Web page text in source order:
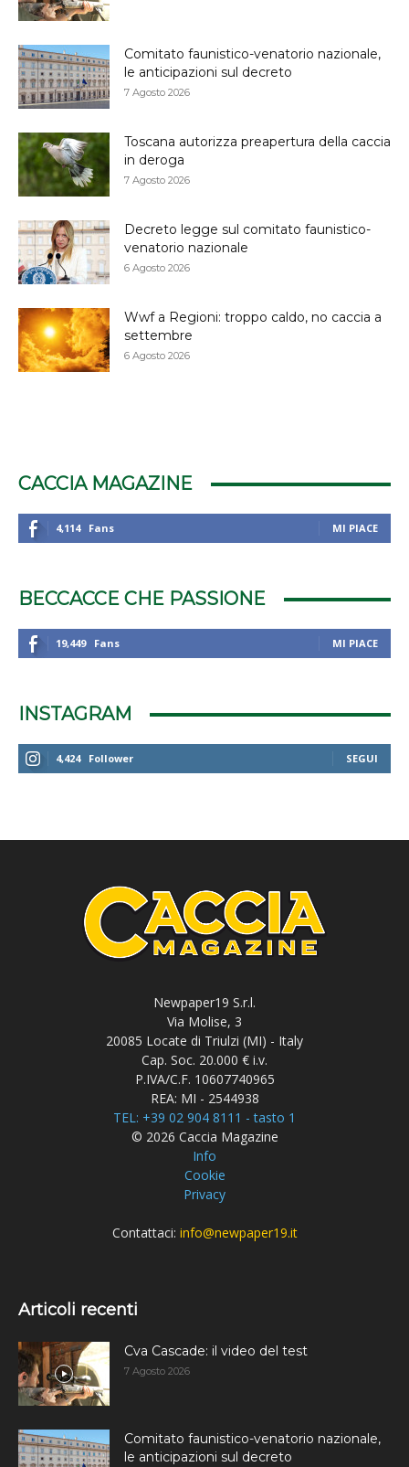
Comitato faunistico-venatorio nazionale,
le anticipazioni sul decreto
7 Agosto 2026
Toscana autorizza preapertura della caccia
in deroga
7 Agosto 2026
Decreto legge sul comitato faunistico-
venatorio nazionale
6 Agosto 2026
Wwf a Regioni: troppo caldo, no caccia a
settembre
6 Agosto 2026
CACCIA MAGAZINE
4,114 Fans MI PIACE
BECCACCE CHE PASSIONE
19,449 Fans MI PIACE
INSTAGRAM
4,424 Follower SEGUI
Newpaper19 S.r.l.
Via Molise, 3
20085 Locate di Triulzi (MI) - Italy
Cap. Soc. 20.000 € i.v.
P.IVA/C.F. 10607740965
REA: MI - 2544938
TEL: +39 02 904 8111 - tasto 1
© 2026 Caccia Magazine
Info
Cookie
Privacy
Contattaci: info@newpaper19.it
Articoli recenti
Cva Cascade: il video del test
7 Agosto 2026
Comitato faunistico-venatorio nazionale,
le anticipazioni sul decreto